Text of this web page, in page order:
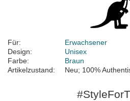
Für:
Erwachsener
Design:
Unisex
Farbe:
Braun
Artikelzustand:
Neu; 100%